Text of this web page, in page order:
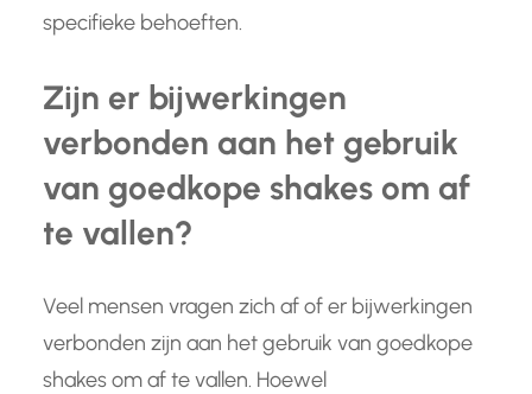
specifieke behoeften.
Zijn er bijwerkingen
verbonden aan het gebruik
van goedkope shakes om af
te vallen?
Veel mensen vragen zich af of er bijwerkingen
verbonden zijn aan het gebruik van goedkope
shakes om af te vallen. Hoewel